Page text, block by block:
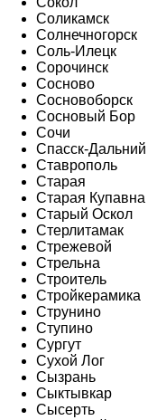
Соликамск
Солнечногорск
Соль-Илецк
Сорочинск
Сосново
Сосновоборск
Сосновый Бор
Сочи
Спасск-Дальний
Ставрополь
Старая
Старая Купавна
Старый Оскол
Стерлитамак
Стрежевой
Стрельна
Строитель
Стройкерамика
Струнино
Ступино
Сургут
Сухой Лог
Сызрань
Сыктывкар
Сысерть